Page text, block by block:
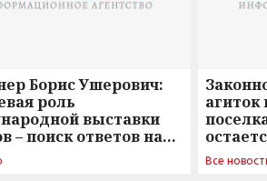
Борис Ушерович:
роль
выставки
– поиск ответов на
времени»
агиток
Все